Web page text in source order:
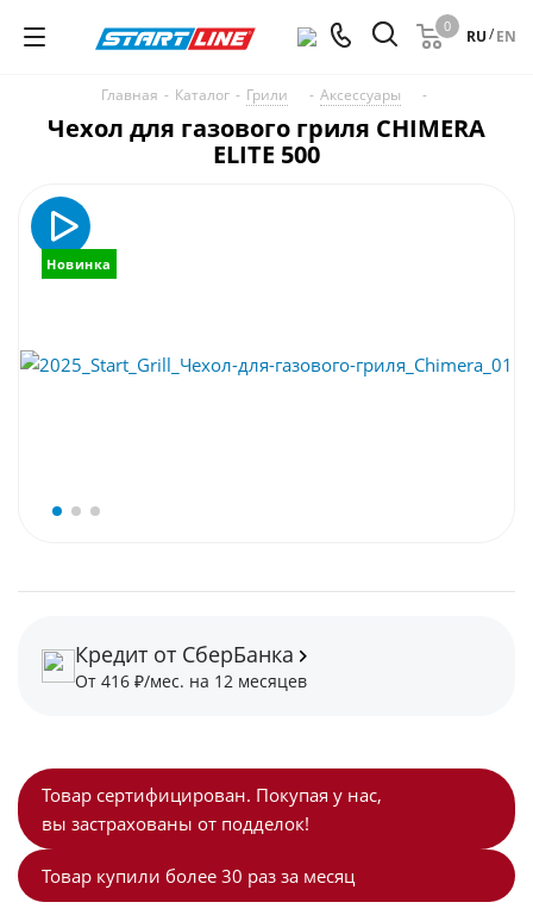
0
RU/EN
Главная - Каталог - Грили - Аксессуары -
Чехол для газового гриля CHIMERA
ELITE 500
Новинка
Товар сертифицирован. Покупая у нас,
вы застрахованы от подделок!
Товар купили более 30 раз за месяц
Кредит от СберБанка
От 416 ₽/мес. на 12 месяцев